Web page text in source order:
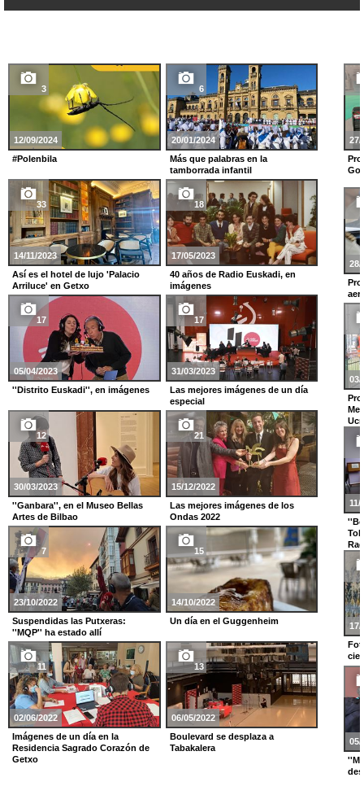
3
12/09/2024
#Polenbila
6
20/01/2024
Más que palabras en la
tamborrada infantil
33
14/11/2023
Así es el hotel de lujo 'Palacio
Arriluce' en Getxo
18
17/05/2023
40 años de Radio Euskadi, en
imágenes
17
05/04/2023
''Distrito Euskadi'', en imágenes
17
31/03/2023
Las mejores imágenes de un día
especial
12
30/03/2023
''Ganbara'', en el Museo Bellas
Artes de Bilbao
21
15/12/2022
Las mejores imágenes de los
Ondas 2022
7
23/10/2022
Suspendidas las Putxeras:
''MQP'' ha estado allí
15
14/10/2022
Un día en el Guggenheim
11
02/06/2022
Imágenes de un día en la
Residencia Sagrado Corazón de
Getxo
13
06/05/2022
Boulevard se desplaza a
Tabakalera
27/
28/
03/
11/
17/
05/